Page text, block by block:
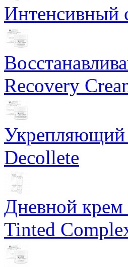
Интенсивный
Recovery
Укрепляющий
Decollete
Дневной
Tinted